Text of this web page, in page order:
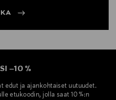
–10 %
edut ja ajankohtaiset uutuudet.
etukoodin, jolla saat 10 %:n